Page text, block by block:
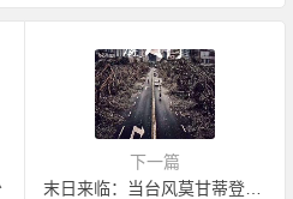
下一篇
末日来临：当台风莫甘蒂登陆厦门(随笔)